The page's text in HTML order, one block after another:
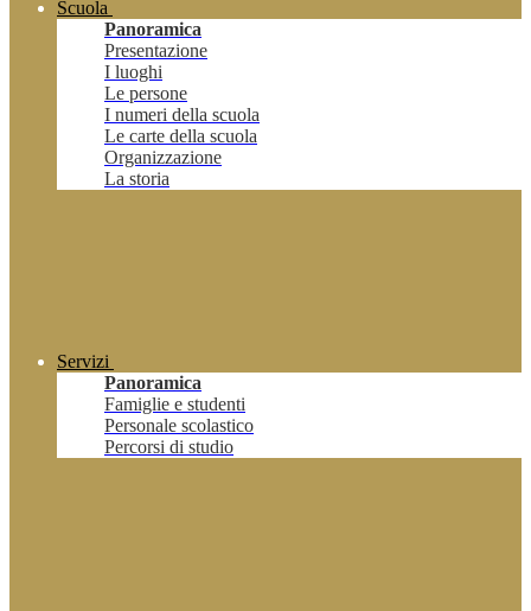
Scuola
Panoramica
Presentazione
I luoghi
Le persone
I numeri della scuola
Le carte della scuola
Organizzazione
La storia
Servizi
Panoramica
Famiglie e studenti
Personale scolastico
Percorsi di studio